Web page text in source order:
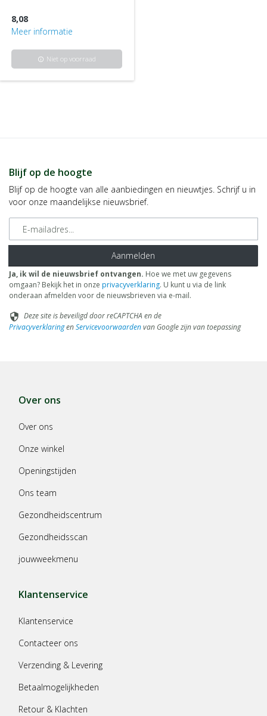
8,08
Meer informatie
info Niet op voorraad
Blijf op de hoogte
Blijf op de hoogte van alle aanbiedingen en nieuwtjes. Schrijf u in
voor onze maandelijkse nieuwsbrief.
E-mailadres
Aanmelden
Ja, ik wil de nieuwsbrief ontvangen. Hoe we met uw gegevens
omgaan? Bekijk het in onze privacyverklaring. U kunt u via de link
onderaan afmelden voor de nieuwsbrieven via e-mail.
security Deze site is beveiligd door reCAPTCHA en de
PrivacyverklaringenServicevoorwaardenvan Google zijn van toepassing
Over ons
Over ons
Onze winkel
Openingstijden
Ons team
Gezondheidscentrum
Gezondheidsscan
jouwweekmenu
Klantenservice
Klantenservice
Contacteer ons
Verzending & Levering
Betaalmogelijkheden
Retour & Klachten